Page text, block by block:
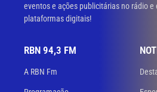
eventos e ações publicitárias no rádio
plataformas digitais!
RBN 94,3 FM
A RBN Fm